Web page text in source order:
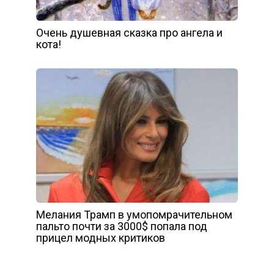
Очень душевная сказка про ангела и
кота!
Мелания Трамп в умопомрачительном
пальто почти за 3000$ попала под
прицел модных критиков